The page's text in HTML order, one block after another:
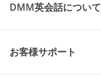
DMM英会話について
お客様サポート